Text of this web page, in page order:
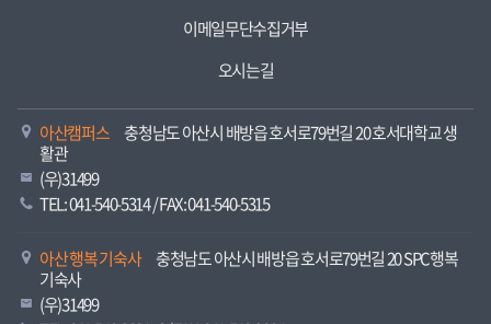
이메일무단수집거부
오시는길
아산캠퍼스
충청남도 아산시 배방읍 호서로79번길 20 호서대학교 생
활관
(우)31499
TEL: 041-540-5314 / FAX: 041-540-5315
아산 행복 기숙사
충청남도 아산시 배방읍 호서로79번길 20 SPC행복
기숙사
(우)31499